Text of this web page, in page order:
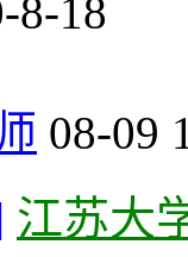
8-18
08-09
江苏大